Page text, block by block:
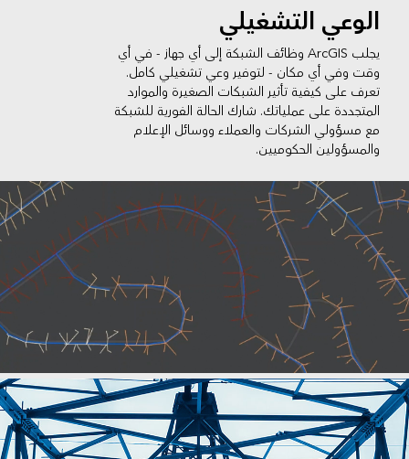
الوعي التشغيلي
يجلب ArcGIS وظائف الشبكة إلى أي جهاز - في أي
وقت وفي أي مكان - لتوفير وعي تشغيلي كامل.
تعرف على كيفية تأثير الشبكات الصغيرة والموارد
المتجددة على عملياتك. شارك الحالة الفورية للشبكة
مع مسؤولي الشركات والعملاء ووسائل الإعلام
والمسؤولين الحكوميين.